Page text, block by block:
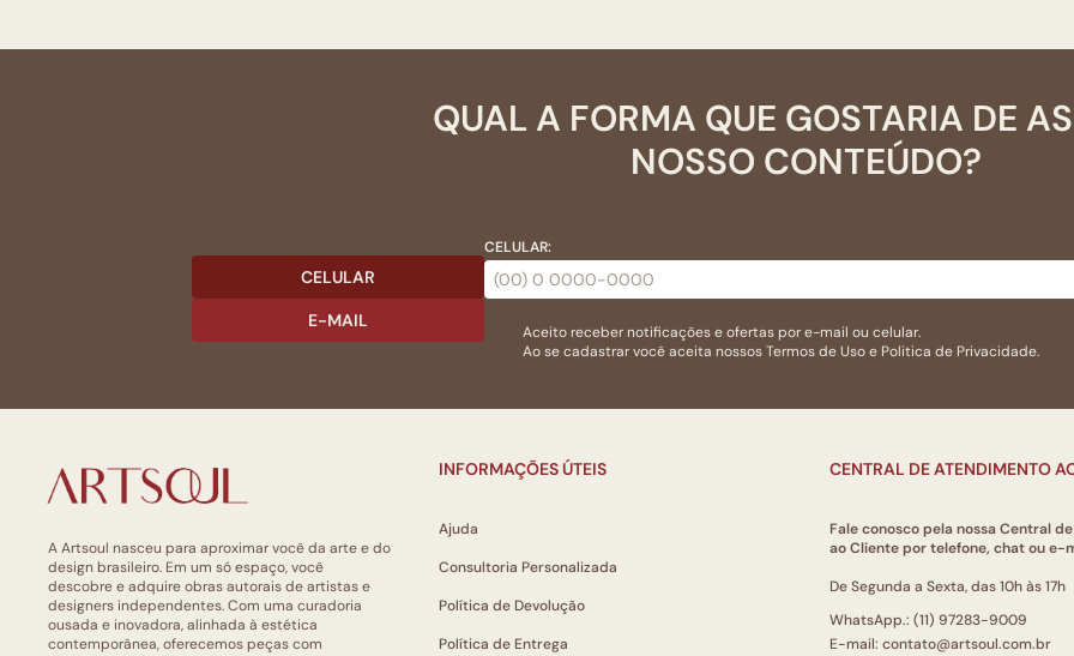
QUAL A FORMA QUE GOSTARIA DE
NOSSO CONTEÚDO?
CELULAR
E-MAIL
CELULAR:
Aceito receber notificações e ofertas por e-mail ou celular.
Ao se cadastrar você aceita nossosTermos de Usoe Politica de Privacidade.
A Artsoul nasceu para aproximar você da arte e do
design brasileiro. Em um só espaço, você
descobre e adquire obras autorais de artistas e
designers independentes. Com uma curadoria
ousada e inovadora, alinhada à estética
contemporânea, oferecemos peças com
INFORMAÇÕES ÚTEIS
Ajuda
Consultoria Personalizada
Política de Devolução
Política de Entrega
CENTRAL DE ATENDIMENTO
Fale conosco pela nossa Central
ao Cliente por telefone, chat ou e-
De Segunda a Sexta, das 10h às 17h
WhatsApp.: (11) 97283-9009
E-mail: contato@artsoul.com.br